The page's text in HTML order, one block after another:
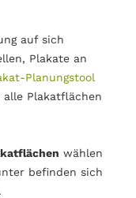
auf sich
Plakate an
Planungstool
Plakatflächen
wählen
befinden sich
.